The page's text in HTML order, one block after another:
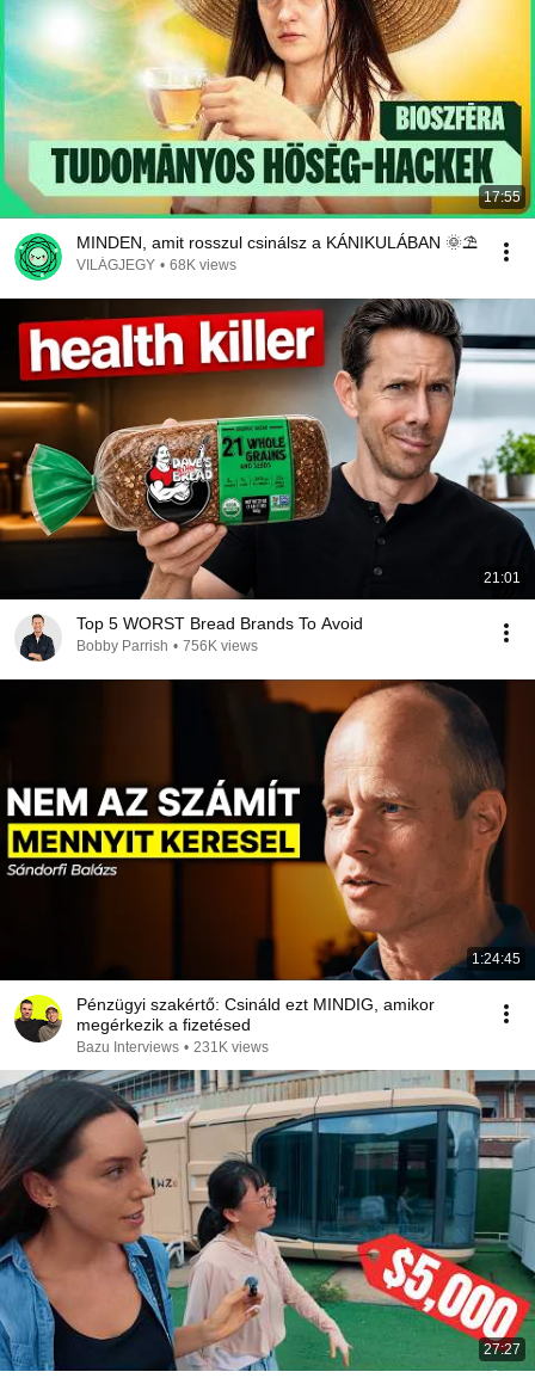
17:55
MINDEN, amit rosszul csinálsz a KÁNIKULÁBAN 🌞⛱️
VILÁGJEGY • 68K views
21:01
Top 5 WORST Bread Brands To Avoid
Bobby Parrish • 756K views
1:24:45
Pénzügyi szakértő: Csináld ezt MINDIG, amikor
megérkezik a fizetésed
Bazu Interviews • 231K views
27:27